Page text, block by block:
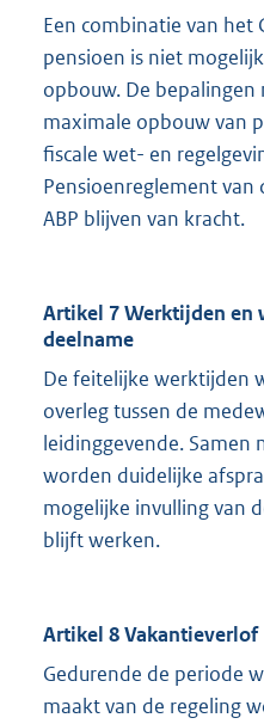
Een combinatie van het
pensioen is niet
opbouw. De
maximale opbouw van
fiscale wet- en
Pensioenreglement van
ABP blijven van kracht.
Artikel 7 Werktijden en
deelname
De feitelijke werktijden
overleg tussen de
leidinggevende. Samen
worden duidelijke
mogelijke invulling van
blijft werken.
Artikel 8 Vakantieverlof
Gedurende de periode
maakt van de regeling